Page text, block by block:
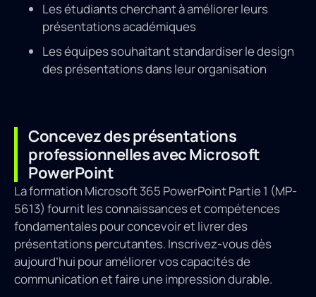
Les étudiants cherchant à améliorer leurs
présentations académiques
Les équipes souhaitant standardiser le design
des présentations dans leur organisation
Concevez des présentations
professionnelles avec Microsoft
PowerPoint
La formation Microsoft 365 PowerPoint Partie 1 (MP-
5613) fournit les connaissances et compétences
fondamentales pour concevoir et livrer des
présentations percutantes. Inscrivez-vous dès
aujourd’hui pour améliorer vos capacités de
communication et faire une impression durable.